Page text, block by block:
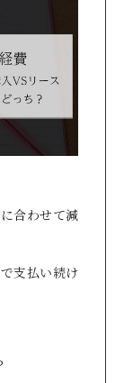
合わせて減
支払い続け